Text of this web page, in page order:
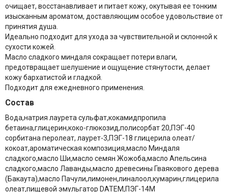
очищает, восстанавливает и питает кожу, окутывая ее тонким
изысканным ароматом, доставляющим особое удовольствие от
принятия душа.
Идеально подходит для ухода за чувствительной и склонной к
сухости кожей.
Масло сладкого миндаля сокращает потери влаги,
предотвращает шелушение и ощущение стянутости, делает
кожу бархатистой и гладкой.
Подходит для ежедневного применения.
Состав
Вода,натрия лаурета сульфат,кокамидпропила
бетаина,глицерин,коко-глюкозид,полисорбат 20,ПЭГ-40
сорбитана перолеат, лаурет-3,ПЭГ-18 глицерила олеат/
кокоат,ароматическая композиция,масло Миндаля
сладкого,масло Ши,масло семян Жожоба,масло Апельсина
сладкого,масло Лаванды,масло древесины Гваякового дерева
(Бакаута),масло Пачули,лимонен,линалоол,кумарин,глицерила
олеат,пищевой эмульгатор DATEM,ПЭГ-14M